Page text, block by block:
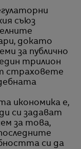
съюз
докато
за публично
трилион
страховете
икономика е,
си задават
за това,
си да